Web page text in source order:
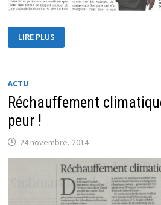
DE
L’UMP
LIRE PLUS
ACTU
Réchauffement
peur !
24 novembre, 2014